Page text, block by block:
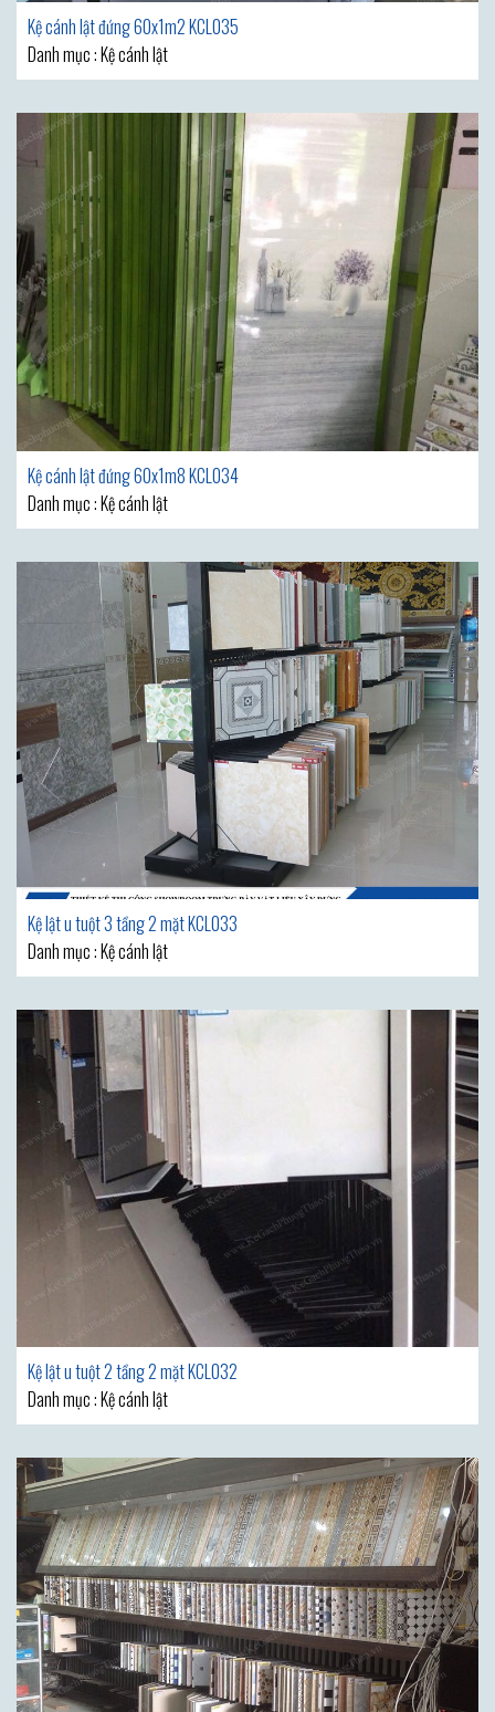
Kệ cánh lật đứng 60x1m2 KCL035
Danh mục : Kệ cánh lật
Kệ cánh lật đứng 60x1m8 KCL034
Danh mục : Kệ cánh lật
Kệ lật u tuột 3 tầng 2 mặt KCL033
Danh mục : Kệ cánh lật
Kệ lật u tuột 2 tầng 2 mặt KCL032
Danh mục : Kệ cánh lật